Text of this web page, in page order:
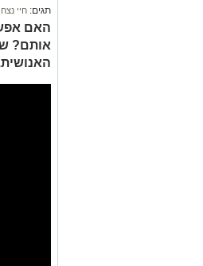
תגים: חיי נצח
האם
אותם?